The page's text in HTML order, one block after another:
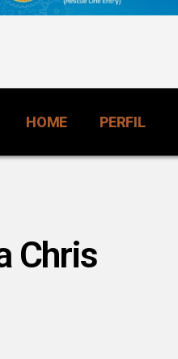
HOME PERFIL
Chris